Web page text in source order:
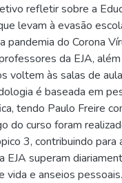
refletir sobre a
levam à evasão
pandemia do Corona
da EJA,
voltem às salas de
é baseada em
tendo Paulo Freire
do curso foram
3, contribuindo para
EJA superam
vida e anseios pessoais.